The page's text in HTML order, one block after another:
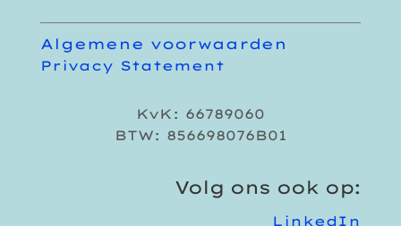
Algemene voorwaarden
Privacy Statement
KvK: 66789060
BTW: 856698076B01
Volg ons ook op:
LinkedIn